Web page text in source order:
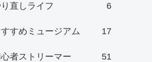
直しライフ 6
すめミュージアム 17
者ストリーマー 51